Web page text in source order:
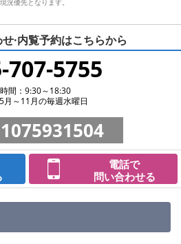
況優先となります。
·内覧予約はこちらから
707-5755
間：9:30～18:30
月～11月の毎週水曜日
1075931504
電話で
問い合わせる